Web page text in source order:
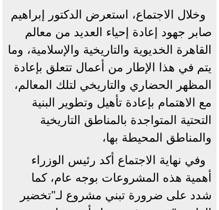
وخلال الاجتماع، استعرض الدكتور إبراهيم
صابر جهود إعادة إحياء العديد من معالم
القاهرة الخديوية والتاريخية والإسلامية، وما
يتم في هذا الإطار من أعمال تتعلق بإعادة
المظهر الحضاري والتاريخي لتلك المعالم،
مع الاهتمام بإعادة تأهيل وتطوير البنية
التحتية المتواجدة بالمناطق التاريخية
والمناطق المحيطة بها،
وفي نهاية الاجتماع أكد رئيس الوزراء
أهمية هذه المشروعات بوجه عام، كما
شدد على ضرورة تبني مشروع لـ"تخضير